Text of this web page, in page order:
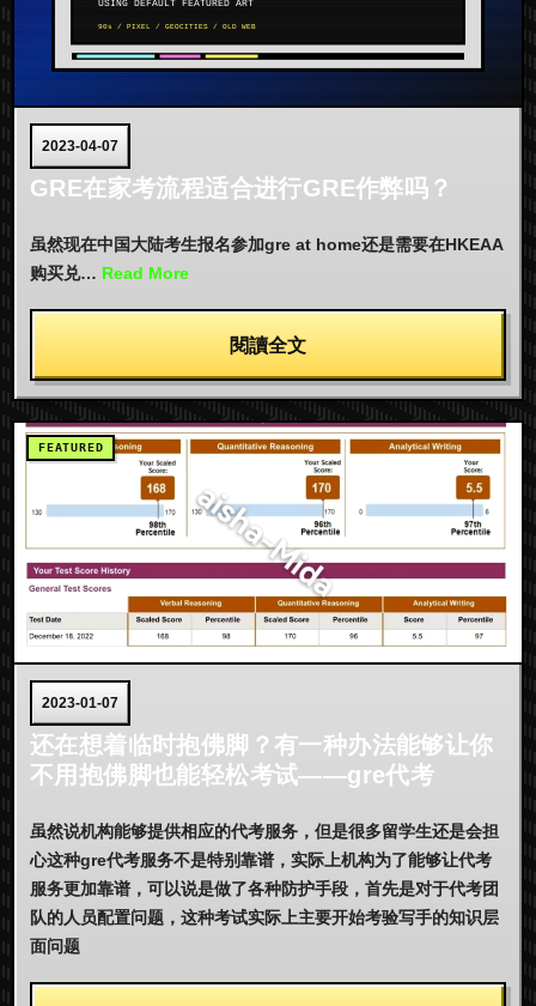
2023-04-07
GRE在家考流程适合进行GRE作弊吗？
虽然现在中国大陆考生报名参加gre at home还是需要在HKEAA
购买兑… Read More
閱讀全文
2023-01-07
还在想着临时抱佛脚？有一种办法能够让你
不用抱佛脚也能轻松考试——gre代考
虽然说机构能够提供相应的代考服务，但是很多留学生还是会担
心这种gre代考服务不是特别靠谱，实际上机构为了能够让代考
服务更加靠谱，可以说是做了各种防护手段，首先是对于代考团
队的人员配置问题，这种考试实际上主要开始考验写手的知识层
面问题